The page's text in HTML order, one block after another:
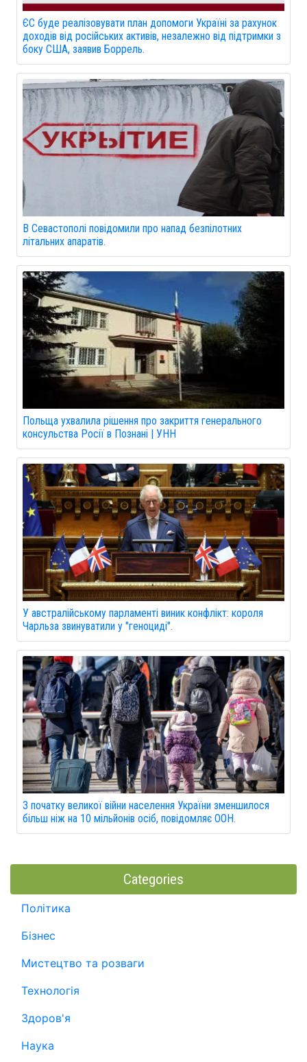
ЄС буде реалізовувати план допомоги Україні за рахунок
доходів від російських активів, незалежно від підтримки з
боку США, заявив Боррель.
В Севастополі повідомили про напад безпілотних
літальних апаратів.
Польща ухвалила рішення про закриття генерального
консульства Росії в Познані | УНН
У австралійському парламенті виник конфлікт: короля
Чарльза звинуватили у "геноциді".
З початку великої війни населення України зменшилося
більш ніж на 10 мільйонів осіб, повідомляє ООН.
Categories
Політика
Бізнес
Мистецтво та розваги
Технологія
Здоров'я
Наука